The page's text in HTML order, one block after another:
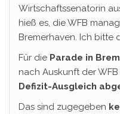
Wirtschaftssenatorin
hieß es, die WFB
Bremerhaven. Ich bitte
Für die Parade in
nach Auskunft der WFB
Defizit-Ausgleich
Das sind zugegeben